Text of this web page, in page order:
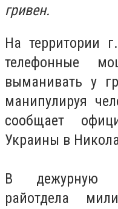
гривен.
На территории
телефонные
выманивать у
манипулируя
сообщает
Украины в
В дежурную
райотдела